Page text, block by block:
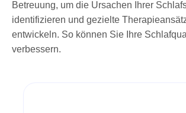
Betreuung, um die Ursachen Ihrer
identifizieren und gezielte
entwickeln. So können Sie Ihre
verbessern.